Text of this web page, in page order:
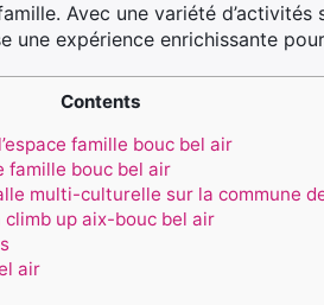
Avec une variété
une expérience enrichissante
Contents
famille bouc bel air
famille bouc bel air
multi-culturelle sur la commune
climb up aix-bouc bel air
air